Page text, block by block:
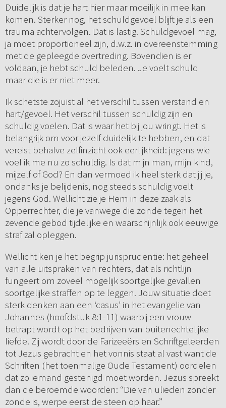
Duidelijk is dat je hart hier maar moeilijk in mee kan
komen. Sterker nog, het schuldgevoel blijft je als een
trauma achtervolgen. Dat is lastig. Schuldgevoel mag,
ja moet proportioneel zijn, d.w.z. in overeenstemming
met de gepleegde overtreding. Bovendien is er
voldaan, je hebt schuld beleden. Je voelt schuld
maar die is er niet meer.
Ik schetste zojuist al het verschil tussen verstand en
hart/gevoel. Het verschil tussen schuldig zijn en
schuldig voelen. Dat is waar het bij jou wringt. Het is
belangrijk om voor jezelf duidelijk te hebben, en dat
vereist behalve zelfinzicht ook eerlijkheid: jegens wie
voel ik me nu zo schuldig. Is dat mijn man, mijn kind,
mijzelf of God? En dan vermoed ik heel sterk dat jij je,
ondanks je belijdenis, nog steeds schuldig voelt
jegens God. Wellicht zie je Hem in deze zaak als
Opperrechter, die je vanwege die zonde tegen het
zevende gebod tijdelijke en waarschijnlijk ook eeuwige
straf zal opleggen.
Wellicht ken je het begrip jurisprudentie: het geheel
van alle uitspraken van rechters, dat als richtlijn
fungeert om zoveel mogelijk soortgelijke gevallen
soortgelijke straffen op te leggen. Jouw situatie doet
sterk denken aan een ‘casus’ in het evangelie van
Johannes (hoofdstuk 8:1-11) waarbij een vrouw
betrapt wordt op het bedrijven van buitenechtelijke
liefde. Zij wordt door de Farizeeërs en Schriftgeleerden
tot Jezus gebracht en het vonnis staat al vast want de
Schriften (het toenmalige Oude Testament) oordelen
dat zo iemand gestenigd moet worden. Jezus spreekt
dan de beroemde woorden: “Die van ulieden zonder
zonde is, werpe eerst de steen op haar.”